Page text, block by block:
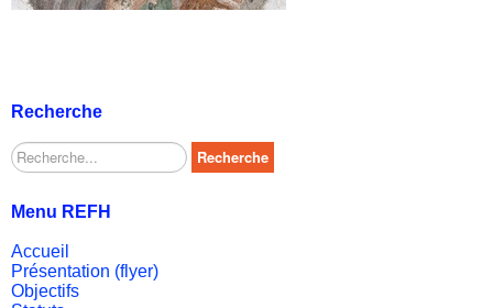
Recherche
Rechercher Recherche
Menu REFH
Accueil
Présentation (flyer)
Objectifs